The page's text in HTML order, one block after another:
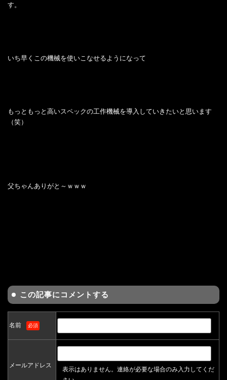
す。
いち早くこの機械を使いこなせるようになって
もっともっと高いスペックの工作機械を導入していきたいと思います
（笑）
父ちゃんありがと～ｗｗｗ
この記事にコメントする
名前 必須
メールアドレス
表示はありません。連絡が必要な場合のみ入力してくだ